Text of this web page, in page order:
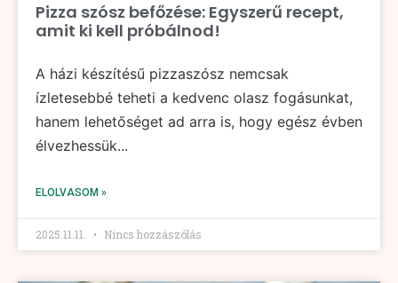
Pizza szósz befőzése: Egyszerű recept,
amit ki kell próbálnod!
A házi készítésű pizzaszósz nemcsak
ízletesebbé teheti a kedvenc olasz fogásunkat,
hanem lehetőséget ad arra is, hogy egész évben
élvezhessük...
ELOLVASOM »
2025.11.11. Nincs hozzászólás